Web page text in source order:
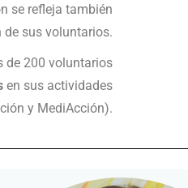
se refleja también
sus voluntarios.
de 200 voluntarios
en sus actividades
y MediAcción).